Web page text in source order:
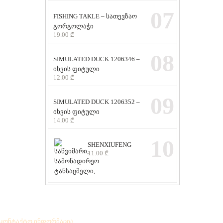
FISHING TAKLE – სათევზაო
გორგოლაჭი
19.00 ₾
07
SIMULATED DUCK 1206346 –
იხვის ფიტული
12.00 ₾
08
SIMULATED DUCK 1206352 –
იხვის ფიტული
14.00 ₾
09
SHENXIUFENG
11.00 ₾ 10
ინფორმაცია